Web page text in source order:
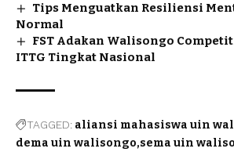
Tips Menguatkan Resiliensi
Normal
FST Adakan Walisongo
ITTG Tingkat Nasional
TAGGED: aliansi mahasiswa uin
dema uin walisongo sema uin